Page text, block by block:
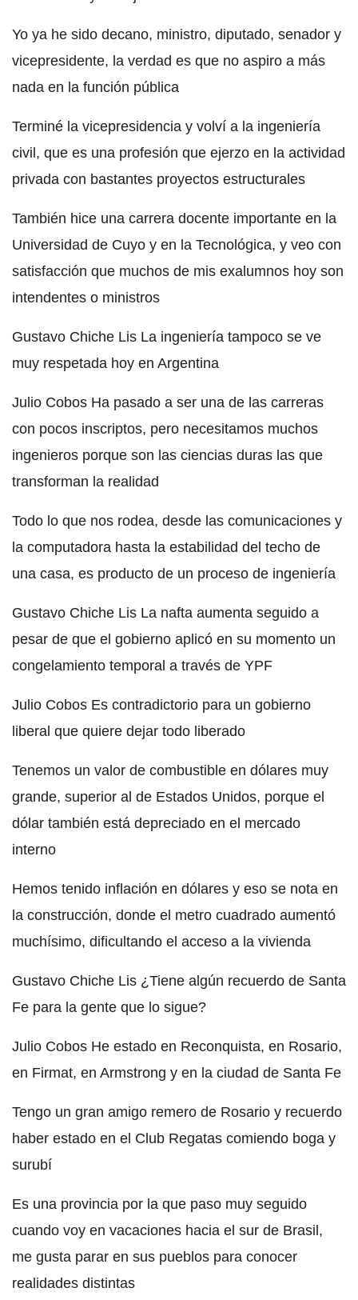
Yo ya he sido decano, ministro, diputado, senador y
vicepresidente, la verdad es que no aspiro a más
nada en la función pública
Terminé la vicepresidencia y volví a la ingeniería
civil, que es una profesión que ejerzo en la actividad
privada con bastantes proyectos estructurales
También hice una carrera docente importante en la
Universidad de Cuyo y en la Tecnológica, y veo con
satisfacción que muchos de mis exalumnos hoy son
intendentes o ministros
Gustavo Chiche Lis La ingeniería tampoco se ve
muy respetada hoy en Argentina
Julio Cobos Ha pasado a ser una de las carreras
con pocos inscriptos, pero necesitamos muchos
ingenieros porque son las ciencias duras las que
transforman la realidad
Todo lo que nos rodea, desde las comunicaciones y
la computadora hasta la estabilidad del techo de
una casa, es producto de un proceso de ingeniería
Gustavo Chiche Lis La nafta aumenta seguido a
pesar de que el gobierno aplicó en su momento un
congelamiento temporal a través de YPF
Julio Cobos Es contradictorio para un gobierno
liberal que quiere dejar todo liberado
Tenemos un valor de combustible en dólares muy
grande, superior al de Estados Unidos, porque el
dólar también está depreciado en el mercado
interno
Hemos tenido inflación en dólares y eso se nota en
la construcción, donde el metro cuadrado aumentó
muchísimo, dificultando el acceso a la vivienda
Gustavo Chiche Lis ¿Tiene algún recuerdo de Santa
Fe para la gente que lo sigue?
Julio Cobos He estado en Reconquista, en Rosario,
en Firmat, en Armstrong y en la ciudad de Santa Fe
Tengo un gran amigo remero de Rosario y recuerdo
haber estado en el Club Regatas comiendo boga y
surubí
Es una provincia por la que paso muy seguido
cuando voy en vacaciones hacia el sur de Brasil,
me gusta parar en sus pueblos para conocer
realidades distintas